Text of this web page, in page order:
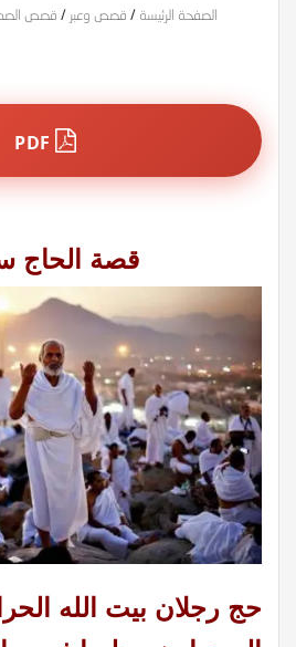
الصفحة الرئيسة / قصص وعبر / قصص
قصة الحاج
حج رجلان بيت الله